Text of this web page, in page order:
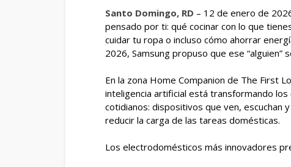
Santo Domingo, RD – 12 de enero de
pensado por ti: qué cocinar con lo que
cuidar tu ropa o incluso cómo ahorrar
2026, Samsung propuso que ese “alguien”
En la zona Home Companion de The First
inteligencia artificial está transformando
cotidianos: dispositivos que ven, escuchan
reducir la carga de las tareas domésticas.
Los electrodomésticos más innovadores